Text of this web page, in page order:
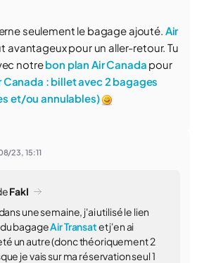
seulement le bagage ajouté. Air
avantageux pour un aller-retour. Tu
notrebon plan Air Canada pour
Canada : billet avec 2 bagages
et/ou annulables)
23, 15:11
FakI
une semaine, j'ai utilisé le lien
bagageAir Transatet j'en ai
un autre (donc théoriquement 2
je vais sur ma réservation seul 1